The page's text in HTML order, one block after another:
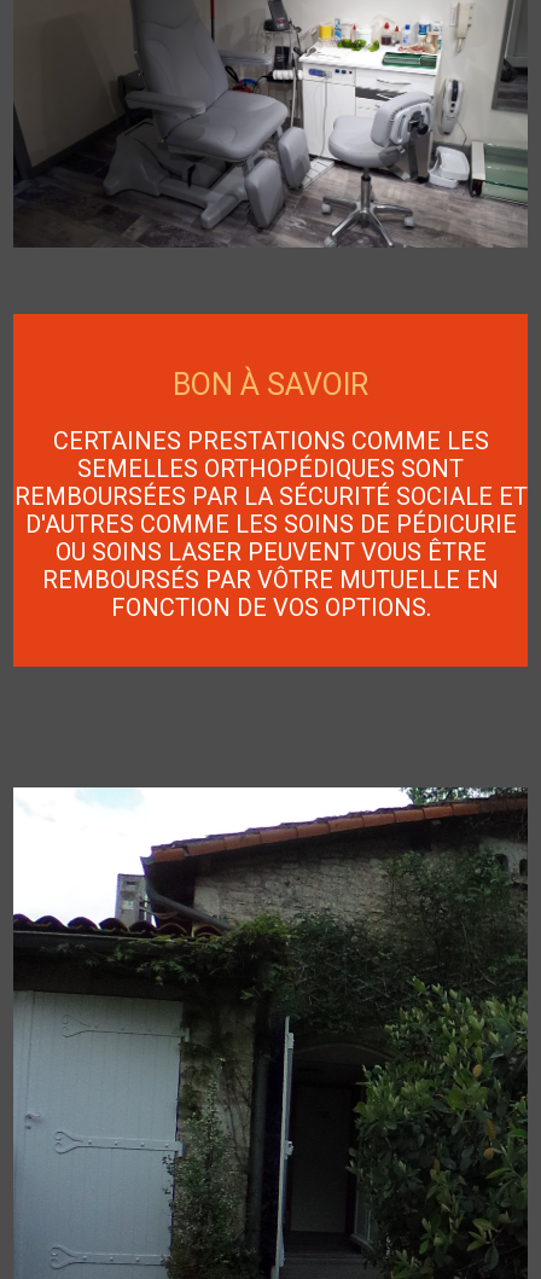
BON À SAVOIR
CERTAINES PRESTATIONS COMME LES
SEMELLES ORTHOPÉDIQUES SONT
REMBOURSÉES PAR LA SÉCURITÉ SOCIALE ET
D'AUTRES COMME LES SOINS DE PÉDICURIE
OU SOINS LASER PEUVENT VOUS ÊTRE
REMBOURSÉS PAR VÔTRE MUTUELLE EN
FONCTION DE VOS OPTIONS.